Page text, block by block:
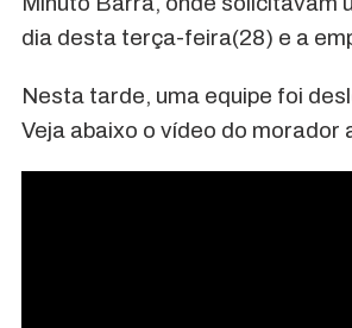
dia desta terça-feira(28) e a
Nesta tarde, uma equipe foi
Veja abaixo o vídeo do morador